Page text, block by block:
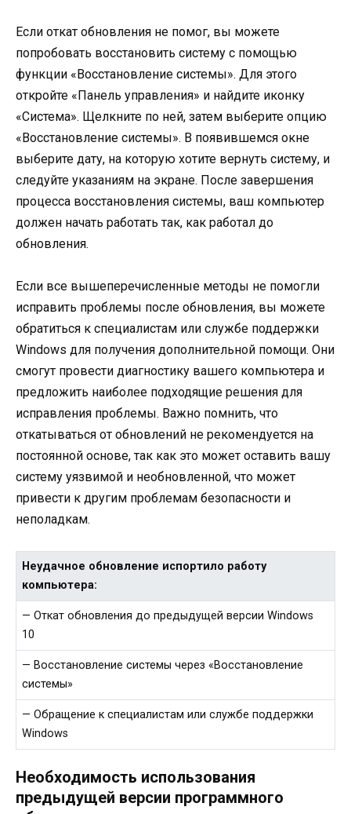
Если откат обновления не помог, вы можете
попробовать восстановить систему с помощью
функции «Восстановление системы». Для этого
откройте «Панель управления» и найдите иконку
«Система». Щелкните по ней, затем выберите опцию
«Восстановление системы». В появившемся окне
выберите дату, на которую хотите вернуть систему, и
следуйте указаниям на экране. После завершения
процесса восстановления системы, ваш компьютер
должен начать работать так, как работал до
обновления.
Если все вышеперечисленные методы не помогли
исправить проблемы после обновления, вы можете
обратиться к специалистам или службе поддержки
Windows для получения дополнительной помощи. Они
смогут провести диагностику вашего компьютера и
предложить наиболее подходящие решения для
исправления проблемы. Важно помнить, что
откатываться от обновлений не рекомендуется на
постоянной основе, так как это может оставить вашу
систему уязвимой и необновленной, что может
привести к другим проблемам безопасности и
неполадкам.
Неудачное обновление испортило работу
компьютера:
— Откат обновления до предыдущей версии Windows
10
— Восстановление системы через «Восстановление
системы»
— Обращение к специалистам или службе поддержки
Windows
Необходимость использования
предыдущей версии программного